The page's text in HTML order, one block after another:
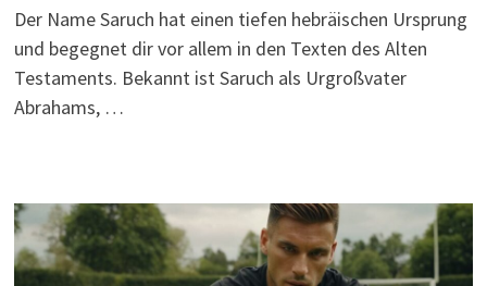
Der Name Saruch hat einen tiefen hebräischen Ursprung
und begegnet dir vor allem in den Texten des Alten
Testaments. Bekannt ist Saruch als Urgroßvater
Abrahams, …